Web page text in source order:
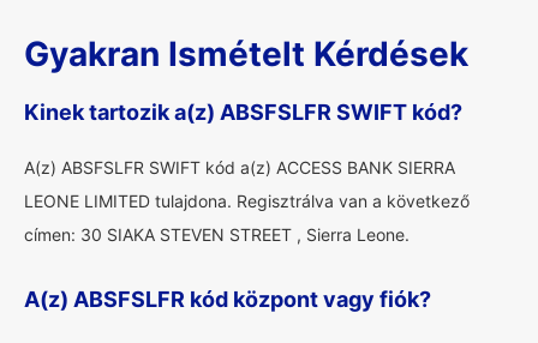
Gyakran Ismételt Kérdések
Kinek tartozik a(z) ABSFSLFR SWIFT kód?
A(z) ABSFSLFR SWIFT kód a(z) ACCESS BANK SIERRA
LEONE LIMITED tulajdona. Regisztrálva van a következő
címen: 30 SIAKA STEVEN STREET , Sierra Leone.
A(z) ABSFSLFR kód központ vagy fiók?